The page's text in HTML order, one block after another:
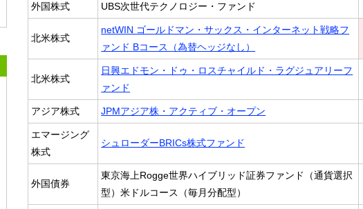
外国株式 UBS次世代テクノロジー・ファンド
北米株式
netWIN ゴールドマン・サックス・インターネット戦略フ
ァンド Bコース（為替ヘッジなし）
北米株式
日興エドモン・ドゥ・ロスチャイルド・ラグジュアリーフ
ァンド
アジア株式 JPMアジア株・アクティブ・オープン
エマージング
株式
シュローダーBRICs株式ファンド
外国債券
東京海上Rogge世界ハイブリッド証券ファンド（通貨選択
型）米ドルコース（毎月分配型）